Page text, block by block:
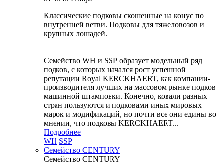
Классические подковы скошенные на конус по
внутренней ветви. Подковы для тяжеловозов и
крупных лошадей.
Семейство WH и SSP образует модельный ряд
подков, с которых начался рост успешной
репутации Royal KERCKHAERT, как компании-
производителя лучших на массовом рынке подков
машинной штамповки. Конечно, ковали разных
стран пользуются и подковами иных мировых
марок и модификаций, но почти все они едины во
мнении, что подковы KERCKHAERT...
Подробнее
WH SSP
Семейство CENTURY
Семейство CENTURY